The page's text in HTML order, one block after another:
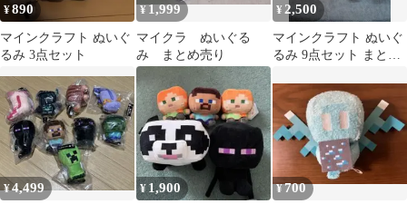
¥890
マインクラフト ぬいぐ
るみ 3点セット
¥1,999
マイクラ ぬいぐる
み まとめ売り
¥ 2,500
マインクラフト ぬいぐ
るみ 9点セット まとめ
¥4,499 ¥ 1,900 ¥700